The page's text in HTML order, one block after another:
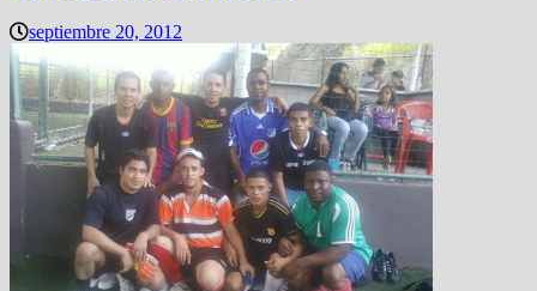
septiembre 20, 2012